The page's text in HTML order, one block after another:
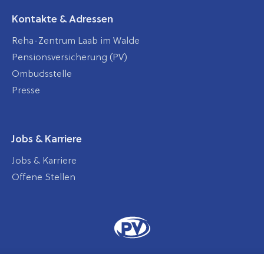
Kontakte & Adressen
Reha-Zentrum Laab im Walde
Pensionsversicherung (PV)
Ombudsstelle
Presse
Jobs & Karriere
Jobs & Karriere
Offene Stellen